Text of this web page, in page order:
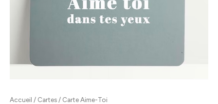
Accueil / Cartes / Carte Aime-Toi